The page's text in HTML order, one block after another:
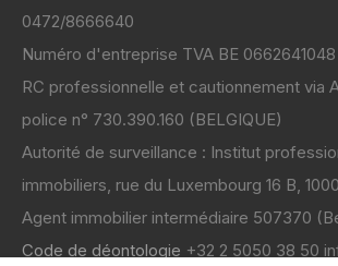
0472/8666640
Numéro d'entreprise TVA BE 0662641048
RC professionnelle et cautionnement via
police n° 730.390.160 (BELGIQUE)
Autorité de surveillance : Institut
immobiliers, rue du Luxembourg 16 B,
Code de déontologie +32 2 5050 38 50